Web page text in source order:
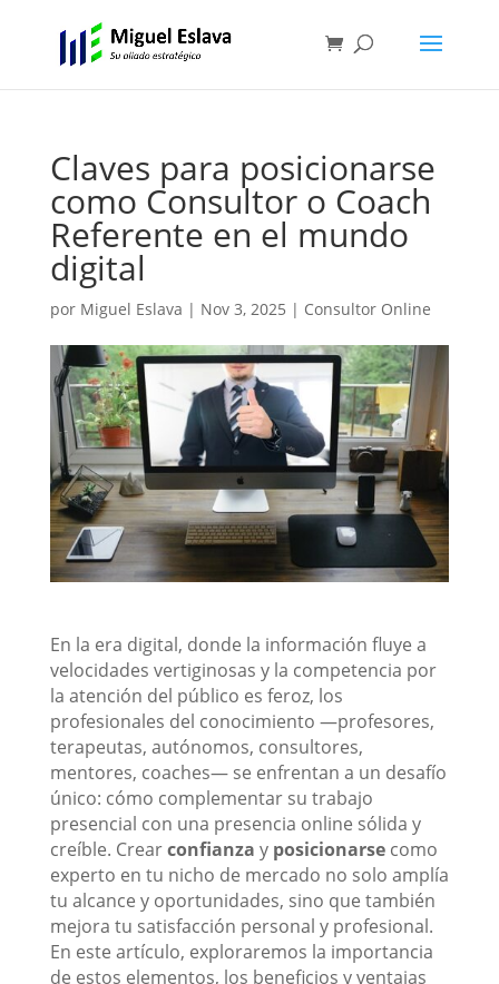
Claves para posicionarse
como Consultor o Coach
Referente en el mundo
digital
por Miguel Eslava | Nov 3, 2025 | Consultor Online
En la era digital, donde la información fluye a
velocidades vertiginosas y la competencia por
la atención del público es feroz, los
profesionales del conocimiento —profesores,
terapeutas, autónomos, consultores,
mentores, coaches— se enfrentan a un desafío
único: cómo complementar su trabajo
presencial con una presencia online sólida y
creíble. Crearconfianza y posicionarsecomo
experto en tu nicho de mercado no solo amplía
tu alcance y oportunidades, sino que también
mejora tu satisfacción personal y profesional.
En este artículo, exploraremos la importancia
de estos elementos, los beneficios y ventajas